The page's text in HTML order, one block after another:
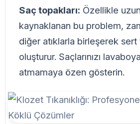
Saç topakları: Özellikle
kaynaklanan bu problem,
diğer atıklarla birleşerek sert
oluşturur. Saçlarınızı
atmamaya özen gösterin.